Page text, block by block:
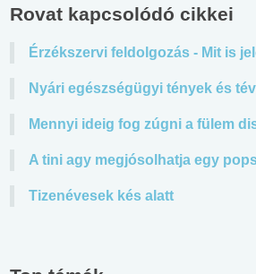
Rovat kapcsolódó cikkei
Érzékszervi feldolgozás - Mit is
Nyári egészségügyi tények és
Mennyi ideig fog zúgni a fülem
A tini agy megjósolhatja egy
Tizenévesek kés alatt